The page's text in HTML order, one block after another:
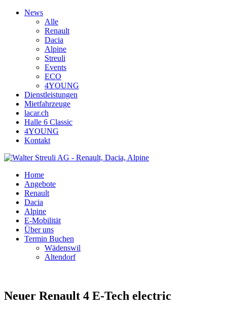
News
Alle
Renault
Dacia
Alpine
Streuli
Events
ECO
4YOUNG
Dienstleistungen
Mietfahrzeuge
lacar.ch
Halle 6 Classic
4YOUNG
Kontakt
Home
Angebote
Renault
Dacia
Alpine
E-Mobilität
Über uns
Termin Buchen
Wädenswil
Altendorf
Neuer Renault 4 E-Tech electric